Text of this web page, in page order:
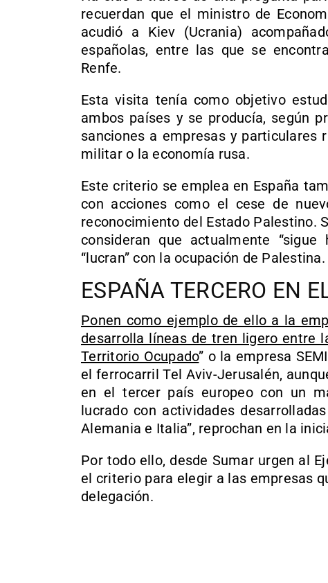
recuerdan que el ministro de
acudió a Kiev (Ucrania)
españolas, entre las que se
Renfe.
Esta visita tenía como objetivo
ambos países y se producía, según
sanciones a empresas y particulares
militar o la economía rusa.
Este criterio se emplea en España
con acciones como el cese de
reconocimiento del Estado Palestino.
consideran que actualmente “sigue
“lucran” con la ocupación de Palestina.
ESPAÑA TERCERO EN
Ponen como ejemplo de ello a la
desarrolla líneas de tren ligero entre
Territorio Ocupado” o la empresa
el ferrocarril Tel Aviv-Jerusalén,
en el tercer país europeo con un
lucrado con actividades
Alemania e Italia”, reprochan en la
Por todo ello, desde Sumar urgen al
el criterio para elegir a las empresas
delegación.